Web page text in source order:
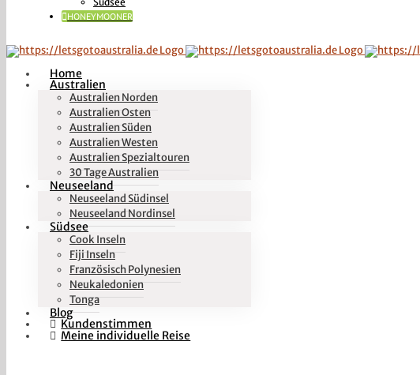
HONEYMOONER
Home
Australien
Australien Norden
Australien Osten
Australien Süden
Australien Westen
Australien Spezialtouren
30 Tage Australien
Neuseeland
Neuseeland Südinsel
Neuseeland Nordinsel
Südsee
Cook Inseln
Fiji Inseln
Französisch Polynesien
Neukaledonien
Tonga
Blog
Kundenstimmen
Meine individuelle Reise